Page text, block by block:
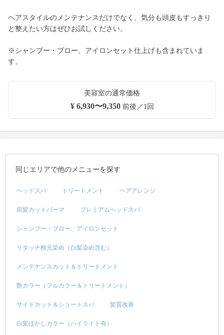
ヘアスタイルのメンテナンスだけでなく、気分も頭皮もすっきり
と整えたい方はぜひお試しください。
※シャンプー・ブロー、アイロンセット仕上げも含まれていま
す。
美容室の通常価格
¥ 6,930〜9,350前後／1回
同じエリアで他のメニューを探す
ヘッドスパ トリートメント ヘアアレンジ
前髪カットパーマ プレミアムヘッドスパ
シャンプー・ブロー、アイロンセット
リタッチ根元染め（白髪染め含む）
メンテナンスカット＆トリートメント
艶カラー（フルカラー＆トリートメント）
サイドカット＆ショートスパ 髪質改善
白髪ぼかしカラー（ハイライト有）